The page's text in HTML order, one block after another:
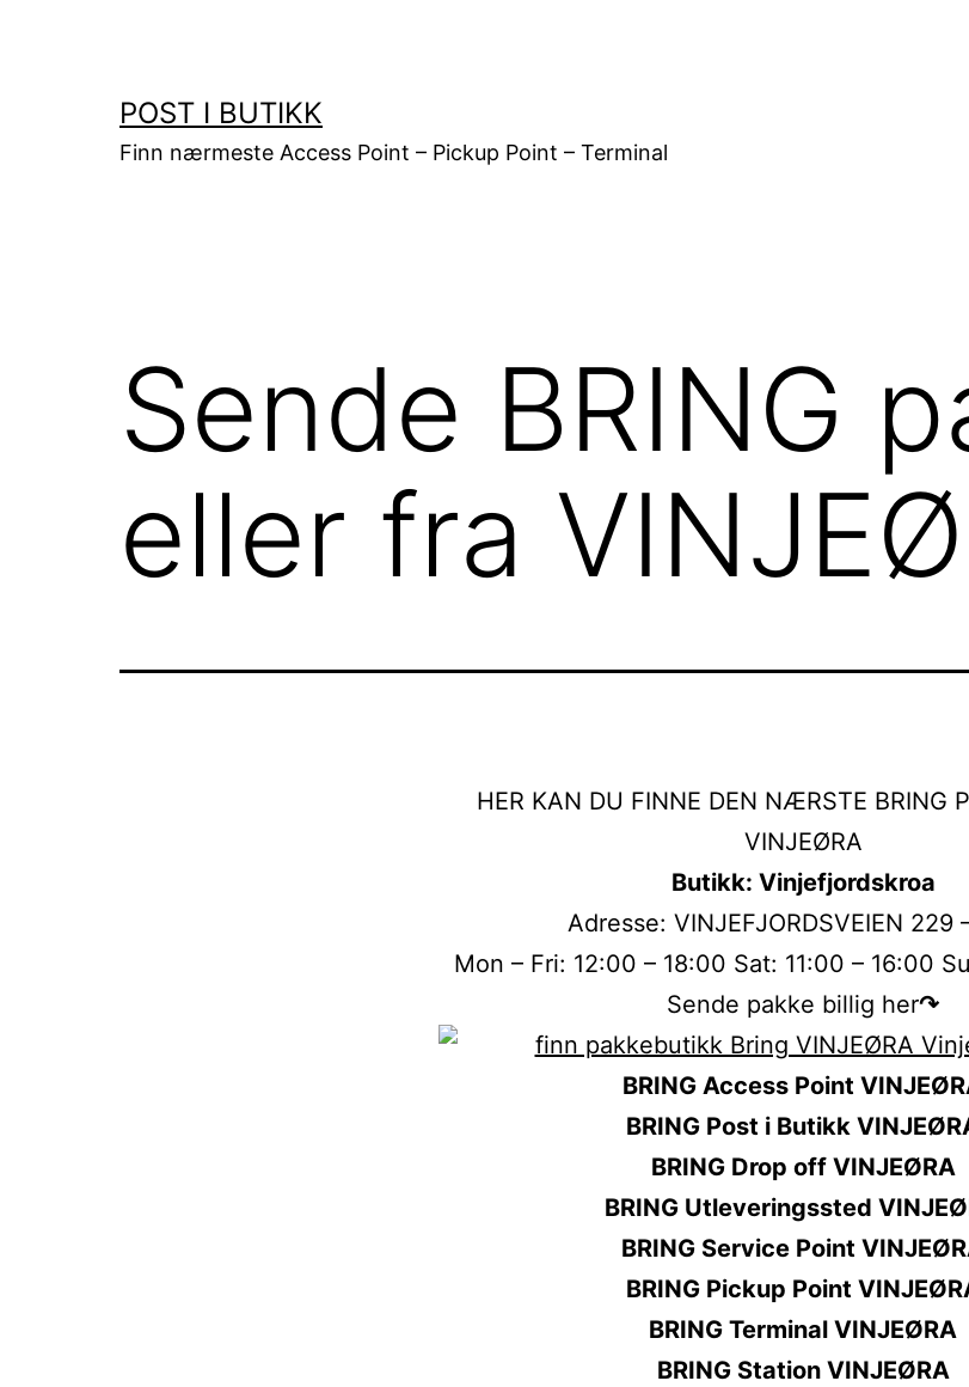
POST I BUTIKK
Finn nærmeste Access Point – Pickup Point – Terminal
Sende BRING
eller fra
HER KAN DU FINNE DEN NÆRSTE BRING
VINJEØRA
Butikk: Vinjefjordskroa
Adresse: VINJEFJORDSVEIEN 229
Mon – Fri: 12:00 – 18:00 Sat: 11:00 – 16:00
Sende pakke billig her↷
BRING Access Point
BRING Post i Butikk
BRING Drop off VINJEØRA
BRING Utleveringssted
BRING Service Point
BRING Pickup Point
BRING Terminal VINJEØRA
BRING Station VINJEØRA